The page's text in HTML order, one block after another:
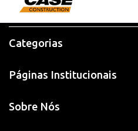
Categorias
Páginas Institucionais
Sobre Nós